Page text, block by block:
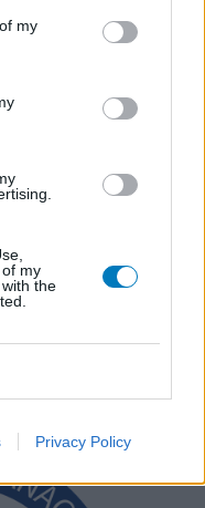
my
my
the
Privacy Policy